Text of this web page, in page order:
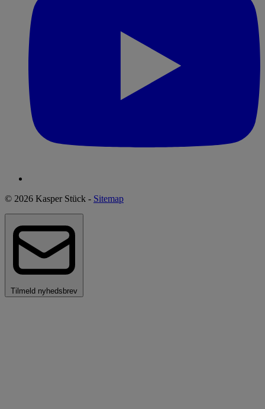
© 2026 Kasper Stück - Sitemap
Tilmeld nyhedsbrev